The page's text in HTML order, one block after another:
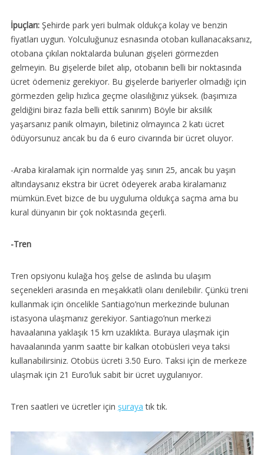
İpuçları:Şehirde park yeri bulmak oldukça kolay ve benzin
fiyatları uygun. Yolculuğunuz esnasında otoban kullanacaksanız,
otobana çıkılan noktalarda bulunan gişeleri görmezden
gelmeyin. Bu gişelerde bilet alıp, otobanın belli bir noktasında
ücret ödemeniz gerekiyor. Bu gişelerde bariyerler olmadığı için
görmezden gelip hızlıca geçme olasılığınız yüksek. (başımıza
geldiğini biraz fazla belli ettik sanırım) Böyle bir aksilik
yaşarsanız panik olmayın, biletiniz olmayınca 2 katı ücret
ödüyorsunuz ancak bu da 6 euro civarında bir ücret oluyor.
-Araba kiralamak için normalde yaş sınırı 25, ancak bu yaşın
altındaysanız ekstra bir ücret ödeyerek araba kiralamanız
mümkün.Evet bizce de bu uyguluma oldukça saçma ama bu
kural dünyanın bir çok noktasında geçerli.
-Tren
Tren opsiyonu kulağa hoş gelse de aslında bu ulaşım
seçenekleri arasında en meşakkatli olanı denilebilir. Çünkü treni
kullanmak için öncelikle Santiago’nun merkezinde bulunan
istasyona ulaşmanız gerekiyor. Santiago’nun merkezi
havaalanına yaklaşık 15 km uzaklıkta. Buraya ulaşmak için
havaalanında yarım saatte bir kalkan otobüsleri veya taksi
kullanabilirsiniz. Otobüs ücreti 3.50 Euro. Taksi için de merkeze
ulaşmak için 21 Euro’luk sabit bir ücret uygulanıyor.
Tren saatleri ve ücretler için şuraya tık tık.